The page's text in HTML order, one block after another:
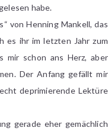
habe.
von Henning Mankell, das
es ihr im letzten Jahr zum
mir schon ans Herz, aber
Der Anfang gefällt mir
deprimierende Lektüre
gerade eher gemächlich